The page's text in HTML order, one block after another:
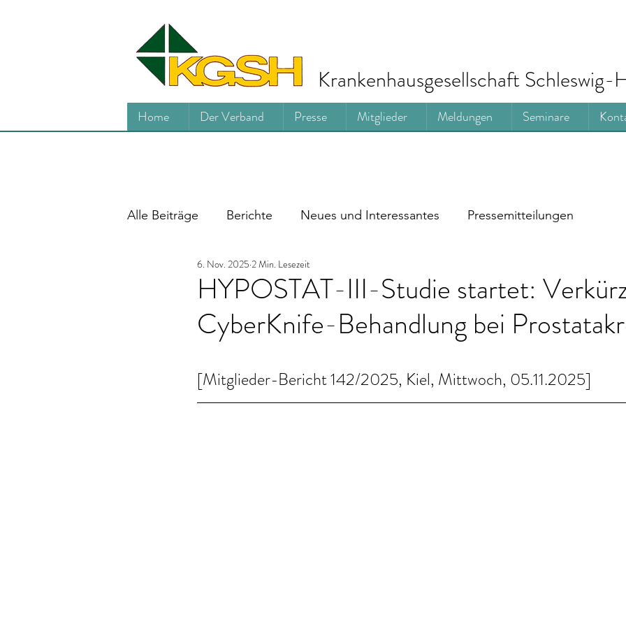
Home Der Verband Presse Mitglieder Meldungen Seminare
Krankenhausgesellschaft
Alle Beiträge Berichte Neues und Interessantes Pressemitteilungen
HYPOSTAT-III-Studie startet:
CyberKnife-Behandlung bei
6. Nov. 2025 2 Min. Lesezeit
[Mitglieder-Bericht 142/2025, Kiel, Mittwoch, 05.11.2025]